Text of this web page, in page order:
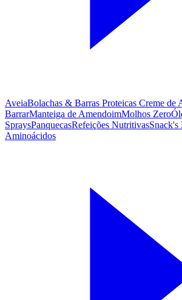
AveiaBolachas & Barras Proteicas Creme de
BarrarManteiga de AmendoimMolhos Zero
SpraysPanquecasRefeições NutritivasSnack's
Aminoácidos